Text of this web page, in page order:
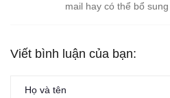
mail hay có thể bổ
Viết bình luận của bạn: